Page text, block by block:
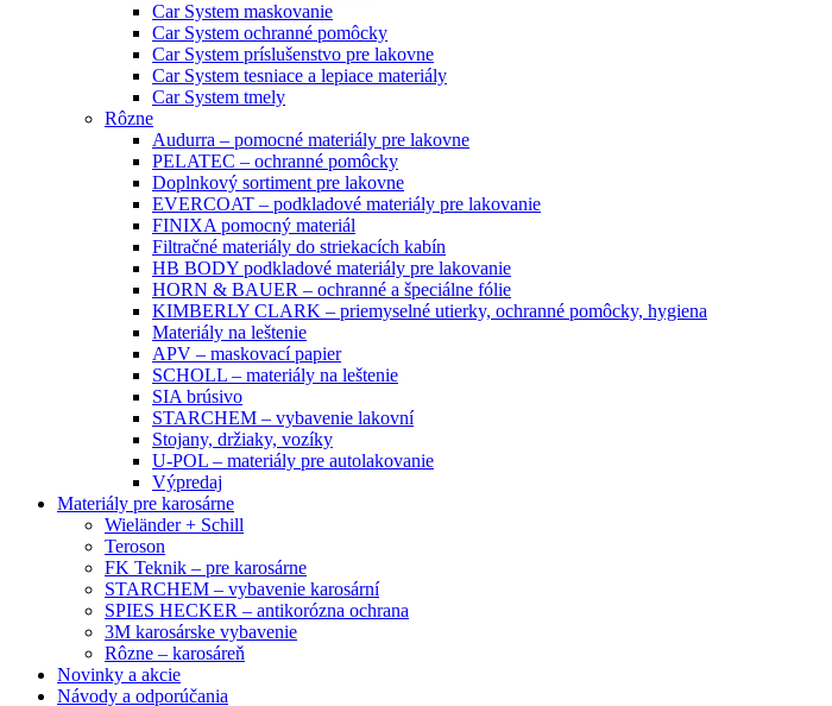
Car System maskovanie
Car System ochranné pomôcky
Car System príslušenstvo pre lakovne
Car System tesniace a lepiace materiály
Car System tmely
Rôzne
Audurra – pomocné materiály pre lakovne
PELATEC – ochranné pomôcky
Doplnkový sortiment pre lakovne
EVERCOAT – podkladové materiály pre lakovanie
FINIXA pomocný materiál
Filtračné materiály do striekacích kabín
HB BODY podkladové materiály pre lakovanie
HORN & BAUER – ochranné a špeciálne fólie
KIMBERLY CLARK – priemyselné utierky, ochranné pomôcky, hygiena
Materiály na leštenie
APV – maskovací papier
SCHOLL – materiály na leštenie
SIA brúsivo
STARCHEM – vybavenie lakovní
Stojany, držiaky, vozíky
U-POL – materiály pre autolakovanie
Výpredaj
Materiály pre karosárne
Wieländer + Schill
Teroson
FK Teknik – pre karosárne
STARCHEM – vybavenie karosární
SPIES HECKER – antikorózna ochrana
3M karosárske vybavenie
Rôzne – karosáreň
Novinky a akcie
Návody a odporúčania